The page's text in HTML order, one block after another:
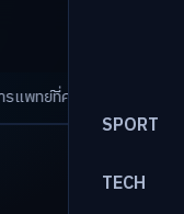
SPORT
TECH
/ดอกเบี้ยขาขึ้นรอบใหม่! จั